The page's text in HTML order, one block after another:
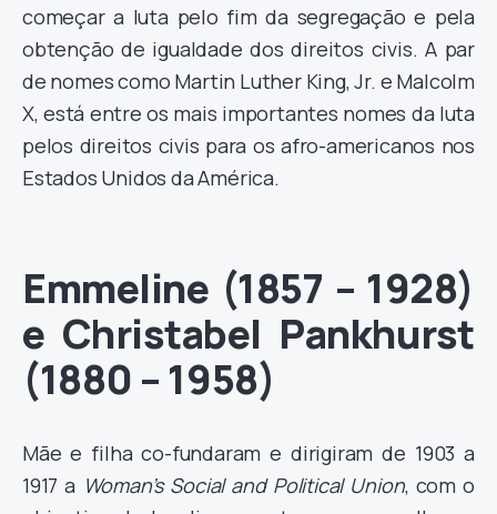
começar a luta pelo fim da segregação e pela
obtenção de igualdade dos direitos civis. A par
de nomes como Martin Luther King, Jr. e Malcolm
X, está entre os mais importantes nomes da luta
pelos direitos civis para os afro-americanos nos
Estados Unidos da América.
Emmeline (1857 – 1928)
e Christabel Pankhurst
(1880 – 1958)
Mãe e filha co-fundaram e dirigiram de 1903 a
1917 a Woman’s Social and Political Union, com o